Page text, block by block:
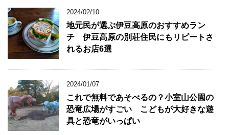
2024/02/10
地元民が選ぶ伊豆高原のおすすめラン
チ 伊豆高原の別荘住民にもリピートさ
れるお店6選
2024/01/07
これで無料であそべるの？小室山公園の
恐竜広場がすごい こどもが大好きな遊
具と恐竜がいっぱい